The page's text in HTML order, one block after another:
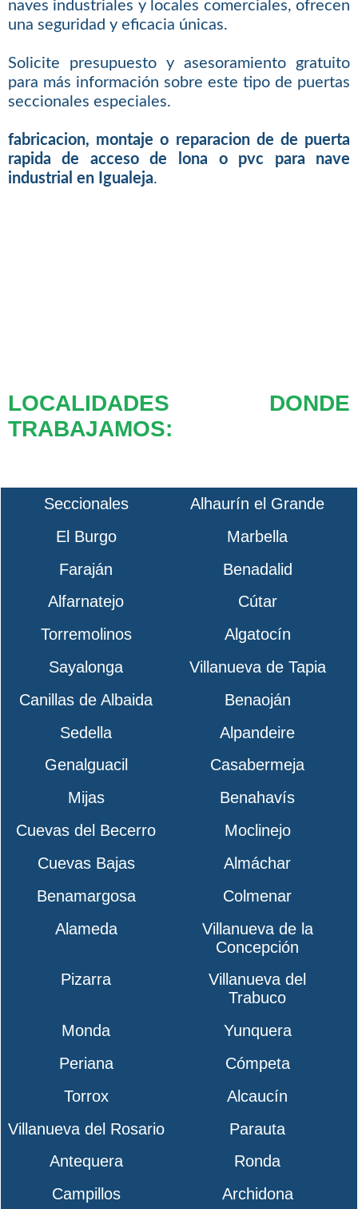
naves industriales y locales comerciales, ofrecen
una seguridad y eficacia únicas.
Solicite presupuesto y asesoramiento gratuito
para más información sobre este tipo de puertas
seccionales especiales.
fabricacion, montaje o reparacion de de puerta
rapida de acceso de lona o pvc para nave
industrial en Igualeja.
LOCALIDADES DONDE
TRABAJAMOS:
Seccionales
Alhaurín el Grande
El Burgo
Marbella
Faraján
Benadalid
Alfarnatejo
Cútar
Torremolinos
Algatocín
Sayalonga
Villanueva de Tapia
Canillas de Albaida
Benaoján
Sedella
Alpandeire
Genalguacil
Casabermeja
Mijas
Benahavís
Cuevas del Becerro
Moclinejo
Cuevas Bajas
Almáchar
Benamargosa
Colmenar
Alameda
Villanueva de la
Concepción
Pizarra
Villanueva del
Trabuco
Monda
Yunquera
Periana
Cómpeta
Torrox
Alcaucín
Villanueva del Rosario
Parauta
Antequera
Ronda
Campillos
Archidona